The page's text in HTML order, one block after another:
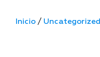
Inicio / Uncategorized